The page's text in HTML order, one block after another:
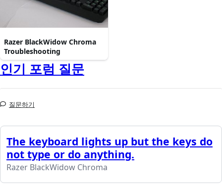
Razer BlackWidow Chroma
Troubleshooting
인기 포럼 질문
질문하기
The keyboard lights up but the keys do
not type or do anything.
Razer BlackWidow Chroma